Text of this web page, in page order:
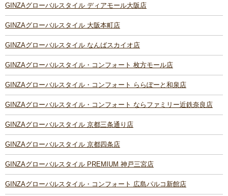
GINZAグローバルスタイル ディアモール大阪店
GINZAグローバルスタイル 大阪本町店
GINZAグローバルスタイル なんばスカイオ店
GINZAグローバルスタイル・コンフォート 枚方モール店
GINZAグローバルスタイル・コンフォート ららぽーと和泉店
GINZAグローバルスタイル・コンフォート ならファミリー近鉄奈良店
GINZAグローバルスタイル 京都三条通り店
GINZAグローバルスタイル 京都四条店
GINZAグローバルスタイル PREMIUM 神戸三宮店
GINZAグローバルスタイル・コンフォート 広島パルコ新館店